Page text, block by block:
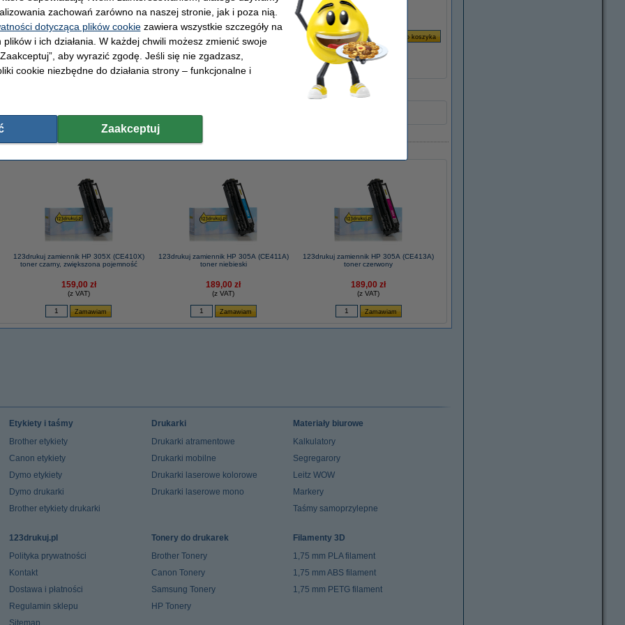
g/m2 (2500 szt.), 123drukuj (5 ryz)
(wersję 123drukuj) zamiast tonera HP.
123drukuj zamiennik HP 305X (CE410X)
toner czarny, zwiększona pojemność
159,00 zł
(z VAT)
123drukuj zamiennik HP 305A (CE411A)
toner niebieski
189,00 zł
(z VAT)
123drukuj zamiennik HP 305A (CE413A)
toner czerwony
189,00 zł
(z VAT)
Etykiety i taśmy
Brother etykiety
Canon etykiety
Dymo etykiety
Dymo drukarki
Brother etykiety drukarki
Drukarki
Drukarki atramentowe
Drukarki mobilne
Drukarki laserowe kolorowe
Drukarki laserowe mono
Materiały biurowe
Kalkulatory
Segregarory
Leitz WOW
Markery
Taśmy samoprzylepne
123drukuj.pl
Polityka prywatności
Kontakt
Dostawa i płatności
Regulamin sklepu
Sitemap
Tonery do drukarek
Brother Tonery
Canon Tonery
Samsung Tonery
HP Tonery
Filamenty 3D
1,75 mm PLA filament
1,75 mm ABS filament
1,75 mm PETG filament
zachowań zarówno na naszej stronie, jak i poza nią.
dotycząca plików cookiezawiera wszystkie szczegóły na
i ich działania. W każdej chwili możesz zmienić swoje
aby wyrazić zgodę. Jeśli się nie zgadzasz,
cookie niezbędne do działania strony – funkcjonalne i
Zaakceptuj